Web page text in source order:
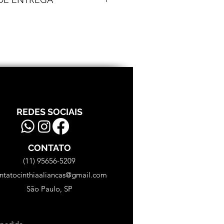
REDES SOCIAIS
CONTATO
(11) 95656-5209
São Paulo, SP